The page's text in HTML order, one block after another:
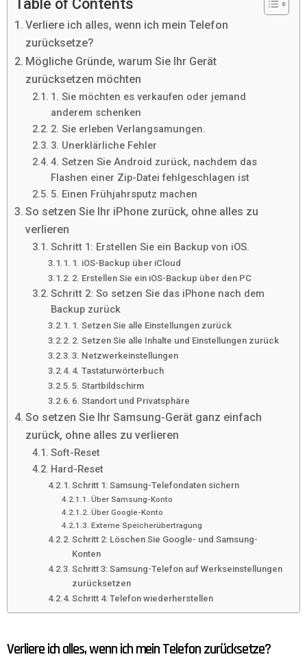
Table of Contents
Verliere ich alles, wenn ich mein Telefon
zurücksetze?
Mögliche Gründe, warum Sie Ihr Gerät
zurücksetzen möchten
1. Sie möchten es verkaufen oder jemand
anderem schenken
2. Sie erleben Verlangsamungen.
3. Unerklärliche Fehler
4. Setzen Sie Android zurück, nachdem das
Flashen einer Zip-Datei fehlgeschlagen ist
5. Einen Frühjahrsputz machen
So setzen Sie Ihr iPhone zurück, ohne alles zu
verlieren
Schritt 1: Erstellen Sie ein Backup von iOS.
1. iOS-Backup über iCloud
2. Erstellen Sie ein iOS-Backup über den PC
Schritt 2: So setzen Sie das iPhone nach dem
Backup zurück
1. Setzen Sie alle Einstellungen zurück
2. Setzen Sie alle Inhalte und Einstellungen zurück
3. Netzwerkeinstellungen
4. Tastaturwörterbuch
5. Startbildschirm
6. Standort und Privatsphäre
So setzen Sie Ihr Samsung-Gerät ganz einfach
zurück, ohne alles zu verlieren
Soft-Reset
Hard-Reset
Schritt 1: Samsung-Telefondaten sichern
Über Samsung-Konto
Über Google-Konto
Externe Speicherübertragung
Schritt 2: Löschen Sie Google- und Samsung-
Konten
Schritt 3: Samsung-Telefon auf Werkseinstellungen
zurücksetzen
Schritt 4: Telefon wiederherstellen
Verliere ich alles, wenn ich mein Telefon zurücksetze?